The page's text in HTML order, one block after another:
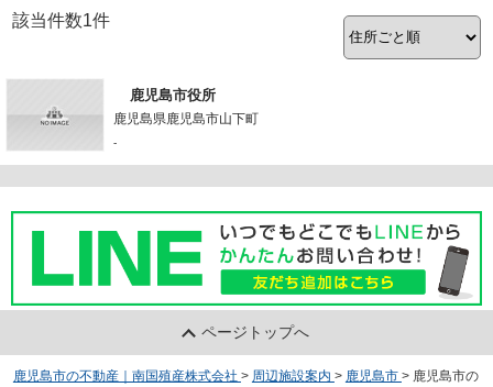
該当件数1件
鹿児島市役所
鹿児島県鹿児島市山下町
-
ページトップへ
鹿児島市の不動産｜南国殖産株式会社 > 周辺施設案内 > 鹿児島市 > 鹿児島市の